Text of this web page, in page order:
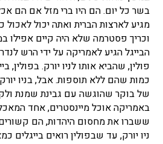
בשר כל יום. הם היו ברי מזל אם הם
מגיע לארצות הברית ואתה יכול
וכריך פסטרמה שלא היה קיים אפילו
הבייגל הגיע לאמריקה על ידי הרש
פולין, שהביא אותו לניו יורק. בפולין,
כמות שהם ללא תוספות. אבל, בניו
של בוקר שהוגשה עם גבינת שמנת
באמריקה אוכל מיינסטרים, אחד
ששברו את מחסום היהדות, הם
ניו יורק, עד שבפולין רואים בייגלים